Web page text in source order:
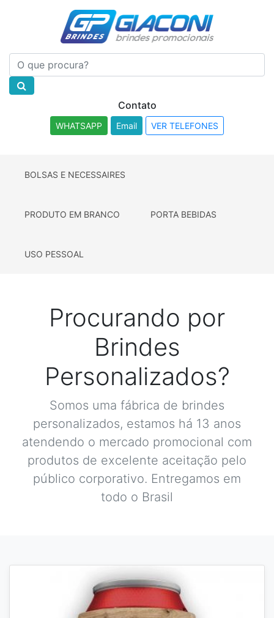
Contato
WHATSAPP Email VER TELEFONES
BOLSAS E NECESSAIRES
PRODUTO EM BRANCO PORTA BEBIDAS
USO PESSOAL
Procurando por
Brindes
Personalizados?
Somos uma fábrica de brindes
personalizados, estamos há 13 anos
atendendo o mercado promocional com
produtos de excelente aceitação pelo
público corporativo. Entregamos em
todo o Brasil